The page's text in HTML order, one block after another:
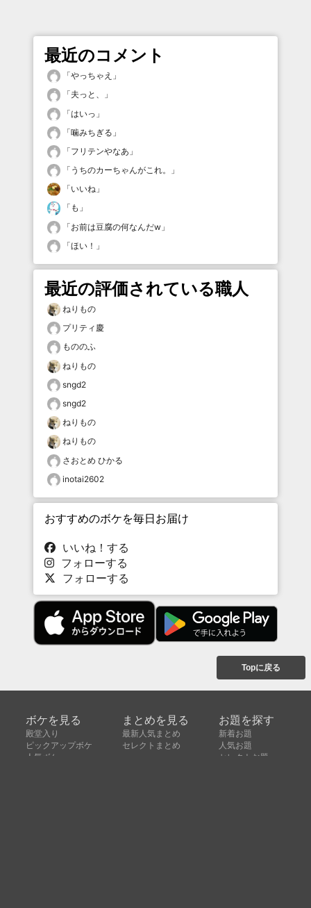
最近のコメント
「やっちゃえ 」
「夫っと、
」
「はいっ 」
「噛みちぎる 」
「フリテンやなあ 」
「 うちのカーちゃんがこれ。
」
「いいね 」
「 も 」
「お前は豆腐の何なんだw 」
「ほい！ 」
最近の評価されている職人
ねりもの
プリティ慶
もののふ
ねりもの
sngd2
sngd2
ねりもの
ねりもの
さおとめ ひかる
inotai2602
おすすめのボケを毎日お届け
いいね！する
フォローする
フォローする
Topに戻る
ボケを見る
殿堂入り
ピックアップボケ
人気ボケ
まとめを見る
最新人気まとめ
セレクトまとめ
お題を探す
新着お題
人気お題
セレクトお題